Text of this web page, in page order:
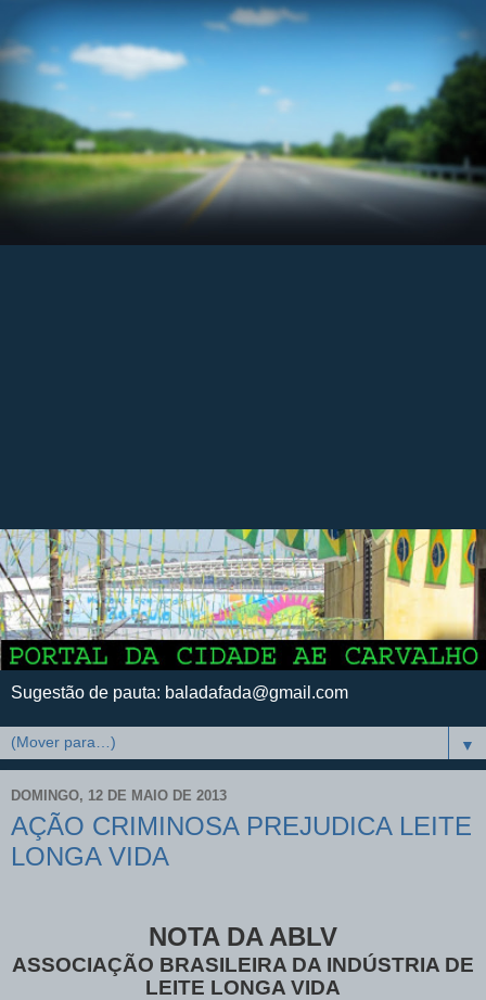
Sugestão de pauta: baladafada@gmail.com
▼
DOMINGO, 12 DE MAIO DE 2013
AÇÃO CRIMINOSA PREJUDICA LEITE
LONGA VIDA
NOTA DA ABLV
ASSOCIAÇÃO BRASILEIRA DA INDÚSTRIA DE
LEITE LONGA VIDA